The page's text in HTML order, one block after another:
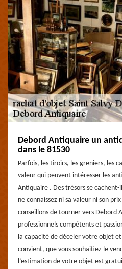
Debord Antiquaire un
dans le 81530
Parfois, les tiroirs, les greniers, les
valeur qui peuvent intéresser les
Antiquaire . Des trésors se cachent-
ne connaissez ni sa valeur ni son
conseillons de tourner vers Debord
professionnels compétents et
la capacité de déceler votre objet
convient, que vous souhaitiez le
l’estimation de votre objet est